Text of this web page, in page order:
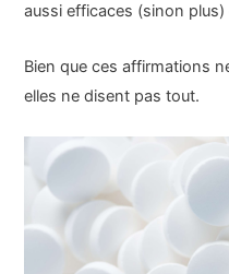
aussi efficaces (sinon
Bien que ces affirmations
elles ne disent pas tout.